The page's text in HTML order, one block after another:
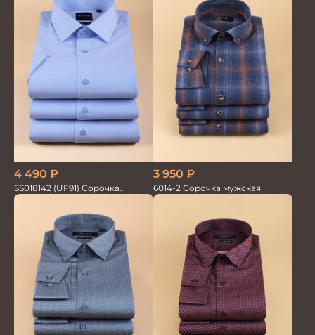
4 490 ₽
SS018142 (UF91) Сорочка
мужская GROSTYLE TRENDY
3 950 ₽
6014-2 Сорочка мужская